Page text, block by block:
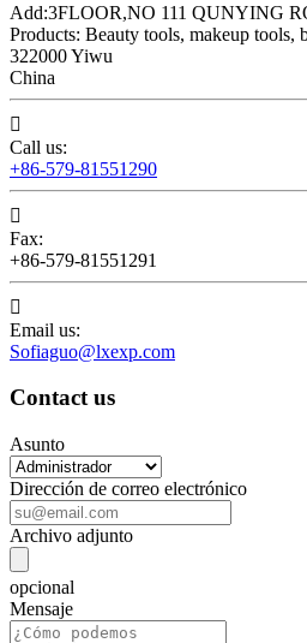
Add:3FLOOR,NO 111 QUNYING
Products: Beauty tools, makeup tools,
322000 Yiwu
China

Call us:
+86-579-81551290

Fax:
+86-579-81551291

Email us:
Sofiaguo@lxexp.com
Contact us
Asunto
Dirección de correo electrónico
Archivo adjunto
opcional
Mensaje